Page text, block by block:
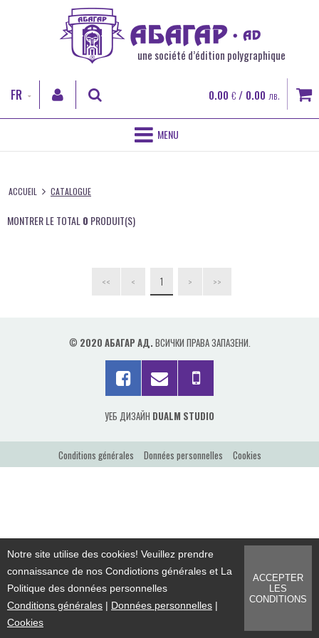
Notre site utilise des cookies! Veuillez prendre
connaissance de nos Condiotions générales et La
Politique des données personnelles
Conditions générales | Données personnelles |
Cookies
ACCEPTER
LES
CONDITIONS
FR
BG
EN
une société d’édition polygraphique
0.00 € / 0.00 лв.
LIVRES
NOUS CONTACTER
ACCUEIL CATALOGUE
MONTRER LE TOTAL 0 PRODUIT(S)
<< < 1 > >>
© 2020 АБАГАР АД. ВСИЧКИ ПРАВА ЗАПАЗЕНИ.
УЕБ ДИЗАЙН DUALM STUDIO
Conditions générales Données personnelles Cookies